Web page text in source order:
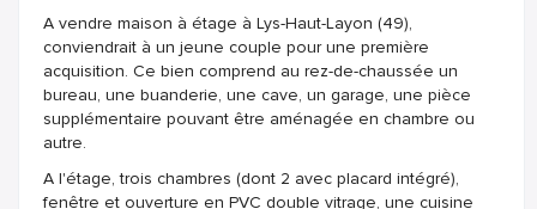
A vendre maison à étage à Lys-Haut-Layon (49),
conviendrait à un jeune couple pour une première
acquisition. Ce bien comprend au rez-de-chaussée un
bureau, une buanderie, une cave, un garage, une pièce
supplémentaire pouvant être aménagée en chambre ou
autre.
A l'étage, trois chambres (dont 2 avec placard intégré),
fenêtre et ouverture en PVC double vitrage, une cuisine